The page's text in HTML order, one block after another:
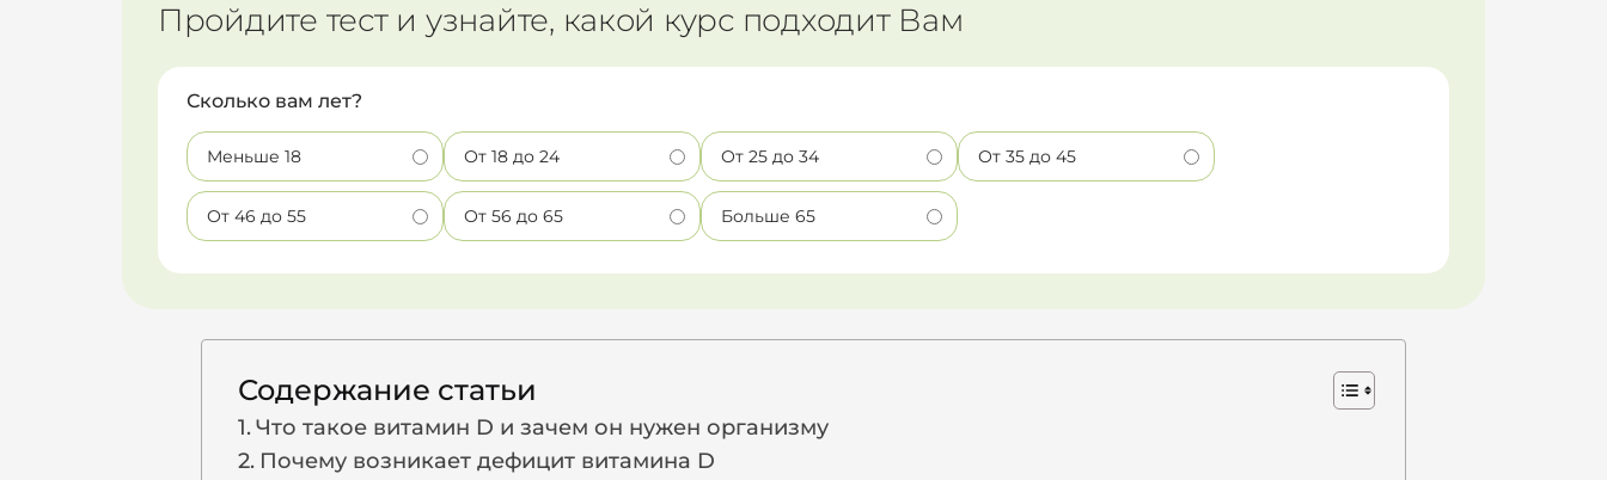
Пройдите тест и узнайте, какой курс подходит Вам
Сколько вам лет?
Меньше 18 От 18 до 24 От 25 до 34 От 35 до 45
От 46 до 55 От 56 до 65 Больше 65
Содержание статьи
Что такое витамин D и зачем он нужен организму
Почему возникает дефицит витамина D